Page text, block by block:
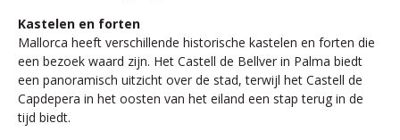
Kastelen en forten
Mallorca heeft verschillende historische kastelen en forten die
een bezoek waard zijn. Het Castell de Bellver in Palma biedt
een panoramisch uitzicht over de stad, terwijl het Castell de
Capdepera in het oosten van het eiland een stap terug in de
tijd biedt.